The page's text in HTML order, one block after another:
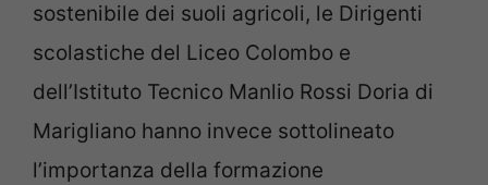
sostenibile dei suoli agricoli, le Dirigenti
scolastiche del Liceo Colombo e
dell’Istituto Tecnico Manlio Rossi Doria di
Marigliano hanno invece sottolineato
l’importanza della formazione